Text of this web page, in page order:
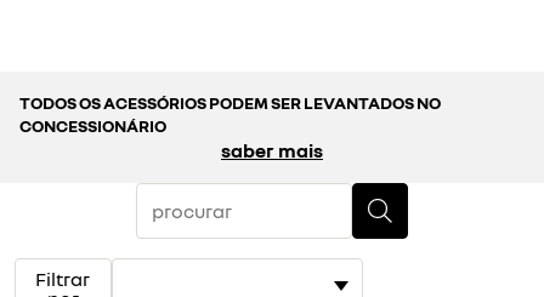
TODOS OS ACESSÓRIOS PODEM SER LEVANTADOS NO
CONCESSIONÁRIO
saber mais
Filtrar